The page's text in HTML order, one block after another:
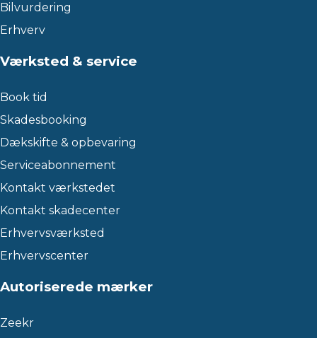
Bilvurdering
Erhverv
Værksted & service
Book tid
Skadesbooking
Dækskifte & opbevaring
Serviceabonnement
Kontakt værkstedet
Kontakt skadecenter
Erhvervsværksted
Erhvervscenter
Autoriserede mærker
Zeekr